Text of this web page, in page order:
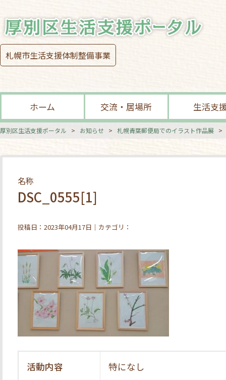
札幌市生活支援体制整備事業
ホーム 交流・居場所 生活支
厚別区生活支援ポータル > お知らせ > 札幌青葉郵便局でのイラスト作品展
名称
DSC_0555[1]
投稿日：2023年04月17日｜カテゴリ：
活動内容 特になし